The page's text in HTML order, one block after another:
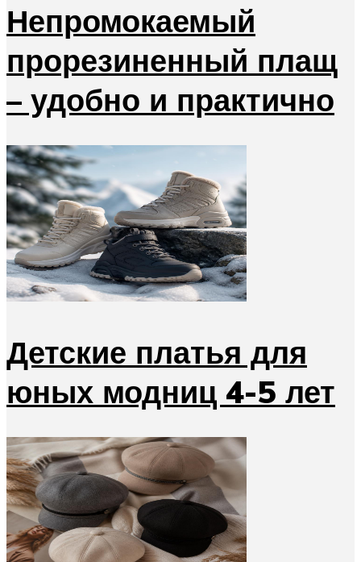
Непромокаемый
прорезиненный плащ
– удобно и практично
Детские платья для
юных модниц 4-5 лет